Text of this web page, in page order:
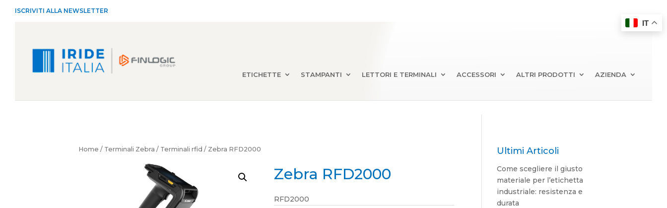
ISCRIVITI ALLA NEWSLETTER
ETICHETTE STAMPANTI LETTORI E TERMINALI ACCESSORI ALTRI PRODOTTI AZIENDA
Home / Terminali Zebra / Terminali rfid / Zebra RFD2000
Zebra RFD2000
RFD2000
Ultimi Articoli
Come scegliere il giusto
materiale per l’etichetta
industriale: resistenza e
durata
IT